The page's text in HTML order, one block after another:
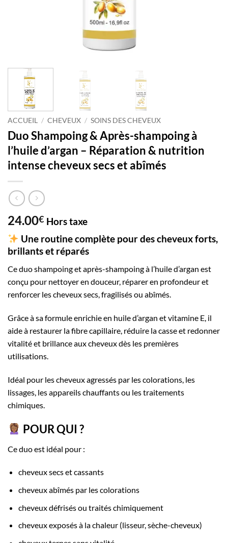
ACCUEIL / CHEVEUX / SOINS DES CHEVEUX
Duo Shampoing & Après-shampoing à
l’huile d’argan – Réparation & nutrition
intense cheveux secs et abîmés
24.00€ Hors taxe
Une routine complète pour des cheveux forts,
brillants et réparés
Ce duo shampoing et après-shampoing à l’huile d’argan est
conçu pour nettoyer en douceur, réparer en profondeur et
renforcer les cheveux secs, fragilisés ou abîmés.
Grâce à sa formule enrichie en huile d’argan et vitamine E, il
aide à restaurer la fibre capillaire, réduire la casse et redonner
vitalité et brillance aux cheveux dès les premières
utilisations.
Idéal pour les cheveux agressés par les colorations, les
lissages, les appareils chauffants ou les traitements
chimiques.
POUR QUI ?
Ce duo est idéal pour :
cheveux secs et cassants
cheveux abîmés par les colorations
cheveux défrisés ou traités chimiquement
cheveux exposés à la chaleur (lisseur, sèche-cheveux)